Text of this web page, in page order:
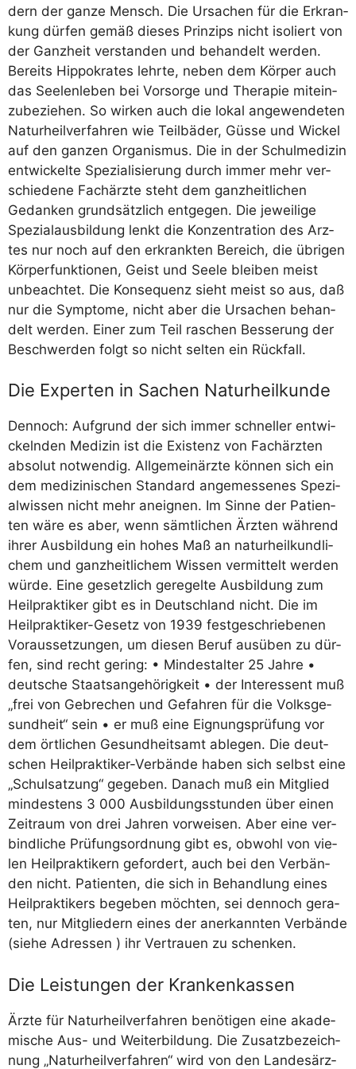
dern der gan­ze Mensch. Die Ursa­chen für die Erkran­
kung dür­fen gemäß die­ses Prin­zips nicht iso­liert von
der Ganz­heit ver­stan­den und behan­delt wer­den.
Bereits Hip­po­kra­tes lehr­te, neben dem Kör­per auch
das See­len­le­ben bei Vor­sor­ge und The­ra­pie mit­ein­
zu­be­zie­hen. So wir­ken auch die lokal ange­wen­de­ten
Natur­heil­ver­fah­ren wie Teil­bä­der, Güs­se und Wickel
auf den gan­zen Orga­nis­mus. Die in der Schul­me­di­zin
ent­wi­ckel­te Spe­zia­li­sie­rung durch immer mehr ver­
schie­de­ne Fach­ärz­te steht dem ganz­heit­li­chen
Gedan­ken grund­sätz­lich ent­ge­gen. Die jewei­li­ge
Spe­zi­al­aus­bil­dung lenkt die Kon­zen­tra­ti­on des Arz­
tes nur noch auf den erkrank­ten Bereich, die übri­gen
Kör­per­funk­tio­nen, Geist und See­le blei­ben meist
unbe­ach­tet. Die Kon­se­quenz sieht meist so aus, daß
nur die Sym­pto­me, nicht aber die Ursa­chen behan­
delt wer­den. Einer zum Teil raschen Bes­se­rung der
Beschwer­den folgt so nicht sel­ten ein Rückfall.
Die Experten in Sachen Naturheilkunde
Den­noch: Auf­grund der sich immer schnel­ler ent­wi­
ckeln­den Medi­zin ist die Exis­tenz von Fach­ärz­ten
abso­lut not­wen­dig. All­ge­mein­ärz­te kön­nen sich ein
dem medi­zi­ni­schen Stan­dard ange­mes­se­nes Spe­zi­
al­wis­sen nicht mehr aneig­nen. Im Sin­ne der Pati­en­
ten wäre es aber, wenn sämt­li­chen Ärz­ten wäh­rend
ihrer Aus­bil­dung ein hohes Maß an natur­heil­kund­li­
chem und ganz­heit­li­chem Wis­sen ver­mit­telt wer­den
wür­de. Eine gesetz­lich gere­gel­te Aus­bil­dung zum
Heil­prak­ti­ker gibt es in Deutsch­land nicht. Die im
Heil­prak­ti­ker-Gesetz von 1939 fest­ge­schrie­be­nen
Vor­aus­set­zun­gen, um die­sen Beruf aus­üben zu dür­
fen, sind recht gering: • Min­dest­al­ter 25 Jah­re •
deut­sche Staats­an­ge­hö­rig­keit • der Inter­es­sent muß
„frei von Gebre­chen und Gefah­ren für die Volks­ge­
sund­heit“ sein • er muß eine Eig­nungs­prü­fung vor
dem ört­li­chen Gesund­heits­amt able­gen. Die deut­
schen Heil­prak­ti­ker-Ver­bän­de haben sich selbst eine
„Schul­sat­zung“ gege­ben. Danach muß ein Mit­glied
min­des­tens 3 000 Aus­bil­dungs­stun­den über einen
Zeit­raum von drei Jah­ren vor­wei­sen. Aber eine ver­
bind­li­che Prü­fungs­ord­nung gibt es, obwohl von vie­
len Heil­prak­ti­kern gefor­dert, auch bei den Ver­bän­
den nicht. Pati­en­ten, die sich in Behand­lung eines
Heil­prak­ti­kers bege­ben möch­ten, sei den­noch gera­
ten, nur Mit­glie­dern eines der aner­kann­ten Ver­bän­de
(sie­he Adres­sen ) ihr Ver­trau­en zu schenken.
Die Leistungen der Krankenkassen
Ärz­te für Natur­heil­ver­fah­ren benö­ti­gen eine aka­de­
mi­sche Aus- und Wei­ter­bil­dung. Die Zusatz­be­zeich­
nung „Natur­heil­ver­fah­ren“ wird von den Lan­des­ärz­